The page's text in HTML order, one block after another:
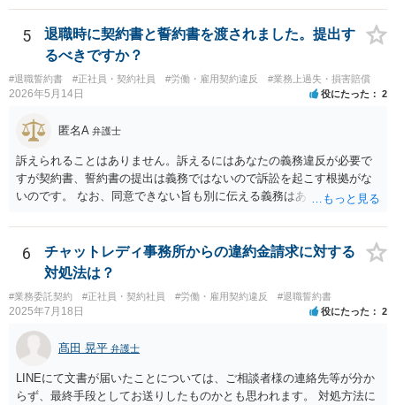
延期しかねないからです。しかし、会社側はパッケージの金額を下げ
れば労働者が退職を拒む方向に働き、雇用継続しなければいけなくな
るので、ダウンするというロジックを本音ではなく駆け引きで使用し
ている可能性が高いです。４か月というのは、一般的な初回提示とし
ては低すぎず、高すぎずという水準ですので、本音ではこれで最終決
着したいと考えている可能性が高いと思います。 ではどうすればいい
た弁護士に大急ぎで評価してもらい、仮に労働審判に持ち込んだ場合
な資料を提供すれば、①過去のパフォーマンスがかなり悪いので４か
月なら十分、②過去のパフォーマンスに目立った落ち度はないので４
か月は少なすぎる、③過去のパフォーマンスはそれなりに落ち度があ
①ならパッケージ受諾、②ならしっかり交渉、③なら微妙な判断、と
いうところでしょう。
り、賄い1回あたりの金額が事前に明示されておらず、「現物支給品」
の具体的内容や返還方法について説明がなく、給与明細にも賄い代や
現物支給としての記載がないといった点があり、どのような義務が生
じるのかが不明確です。このような条項を根拠に、退職時にまとめて
賄い代を請求することは、契約として有効とは言い難いと思います。
また、賄いが日常的に提供されていた場合、それは福利厚生の一環や
労務提供に付随する便宜と評価されるように思います。
5
退職時に契約書と誓約書を渡されました。提出す
るべきですか？
#退職誓約書 #正社員・契約社員 #労働・雇用契約違反 #業務上過失・損害賠償
2026年5月14日 役にたった 2
匿名A 弁護士
訴えられることはありません。訴えるにはあなたの義務違反が必要で
すが契約書、誓約書の提出は義務ではないので訴訟を起こす根拠がな
いのです。 なお、同意できない旨も別に伝える義務はありません（伝
ら労基に相談すれば十分と思います。 電話に出ると話の流れで上手く
提出する方向に話をもっていかれるかもしれないので電話も出ないこ
とを勧めます。
6
チャットレディ事務所からの違約金請求に対する
対処法は？
#業務委託契約 #正社員・契約社員 #労働・雇用契約違反 #退職誓約書
2025年7月18日 役にたった 2
髙田 晃平 弁護士
LINEにて文書が届いたことについては、ご相談者様の連絡先等が分か
らず、最終手段としてお送りしたものかとも思われます。 対処方法に